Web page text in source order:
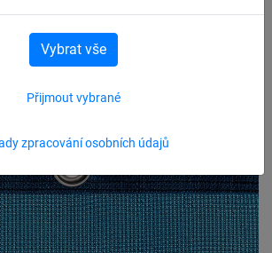
zpracování osobních údajů
Přijmout vybrané
Vybrat vše